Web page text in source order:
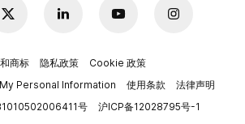
商标 隐私政策
Cookie 政策
Personal Information
使用条款
法律声明
号
沪ICP备12028795号-1